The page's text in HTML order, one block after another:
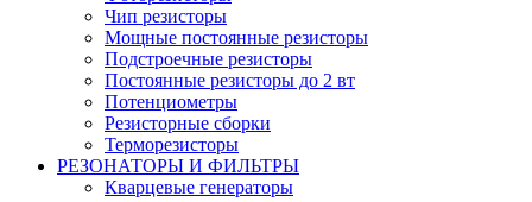
Чип резисторы
Мощные постоянные резисторы
Подстроечные резисторы
Постоянные резисторы до 2 вт
Потенциометры
Резисторные сборки
Терморезисторы
РЕЗОНАТОРЫ И ФИЛЬТРЫ
Кварцевые генераторы